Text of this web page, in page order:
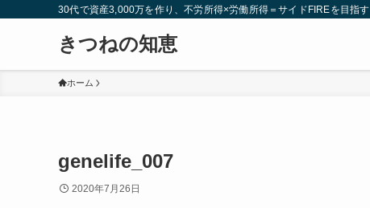
30代で資産3,000万を作り、不労所得×労働所得＝サイドFIREを目指す
きつねの知恵
ホーム
genelife_007
2020年7月26日